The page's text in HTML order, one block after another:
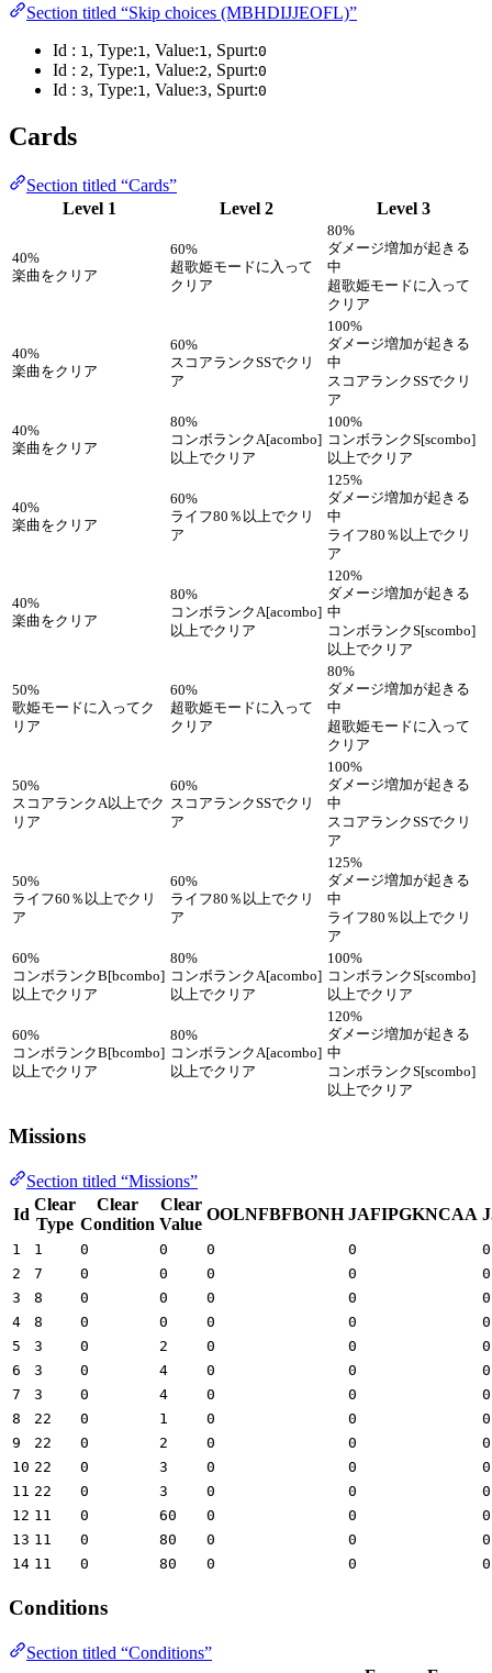
Section titled “Skip choices (MBHDIJJEOFL)”
Id : 1, Type:1, Value:1, Spurt:0
Id : 2, Type:1, Value:2, Spurt:0
Id : 3, Type:1, Value:3, Spurt:0
Cards
Section titled “Cards”
Level 1
Level 2 Level 3
40%
楽曲をクリア
60%
超歌姫モードに入って
クリア
80%
ダメージ増加が起きる
中
超歌姫モードに入って
クリア
40%
楽曲をクリア
60%
スコアランクSSでクリ
ア
100%
ダメージ増加が起きる
中
スコアランクSSでクリ
ア
40%
楽曲をクリア
80%
コンボランクA[acombo]
以上でクリア
100%
コンボランクS[scombo]
以上でクリア
40%
楽曲をクリア
60%
ライフ80％以上でクリ
ア
125%
ダメージ増加が起きる
中
ライフ80％以上でクリ
ア
40%
楽曲をクリア
80%
コンボランクA[acombo]
以上でクリア
120%
ダメージ増加が起きる
中
コンボランクS[scombo]
以上でクリア
50%
歌姫モードに入ってク
リア
60%
超歌姫モードに入って
クリア
80%
ダメージ増加が起きる
中
超歌姫モードに入って
クリア
50%
スコアランクA以上でク
リア
60%
スコアランクSSでクリ
ア
100%
ダメージ増加が起きる
中
スコアランクSSでクリ
ア
50%
ライフ60％以上でクリ
ア
60%
ライフ80％以上でクリ
ア
125%
ダメージ増加が起きる
中
ライフ80％以上でクリ
ア
60%
コンボランクB[bcombo]
以上でクリア
80%
コンボランクA[acombo]
以上でクリア
100%
コンボランクS[scombo]
以上でクリア
60%
コンボランクB[bcombo]
以上でクリア
80%
コンボランクA[acombo]
以上でクリア
120%
ダメージ増加が起きる
中
コンボランクS[scombo]
以上でクリア
Missions
Section titled “Missions”
Id
Clear
Type
Clear
Condition
Clear
Value
OOLNFBFBONH JAFIPGKNCAA
1 1 0 0 0 0
0
2
7 0 0 0 0
0
3
8 0 0 0 0
0
4
8 0 0 0 0
0
5
3 0 2 0 0
0
6
3 0 4 0 0
0
7
3 0 4 0 0
0
8
22 0 1 0 0
0
9
22 0 2 0 0
0
10 22 0 3 0 0
0
11 22 0 3 0 0
0
12 11 0 60 0 0
0
13 11 0 80 0 0
0
14 11 0 80 0 0 0
Conditions
Section titled “Conditions”